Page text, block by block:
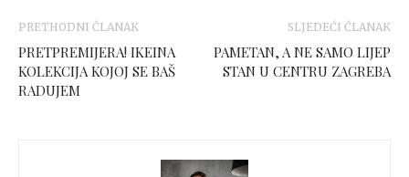
PRETHODNI ČLANAK
PRETPREMIJERA! IKEINA
KOLEKCIJA KOJOJ SE BAŠ
RADUJEM
SLJEDEĆI ČLANAK
PAMETAN, A NE SAMO LIJEP
STAN U CENTRU ZAGREBA